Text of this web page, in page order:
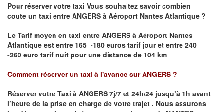
Pour réserver votre taxi Vous souhaitez savoircombien
coute un taxi entre ANGERS à Aéroport Nantes Atlantique ?
Le Tarif moyen en taxi entre ANGERS à Aéroport Nantes
Atlantique est entre 165 -180 euros tarif jour et entre 240
-260 euro tarif nuit pour une distance de 104 km
Comment réserver un taxi à l'avance surANGERS ?
Réserver votre Taxi à ANGERS 7j/7 et 24h/24 jusqu’à 1h avant
l’heure de la prise en charge de votre trajet . Nous assurons